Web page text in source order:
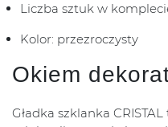
Liczba sztuk w
Kolor: przezroczysty
Okiem
Gładka szklanka